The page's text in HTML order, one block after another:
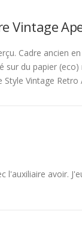
Vintage
Cadre ancien
sur du papier (eco)
Vintage Retro
l'auxiliaire avoir.